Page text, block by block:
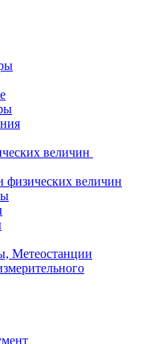
величин
физических величин
Метеостанции